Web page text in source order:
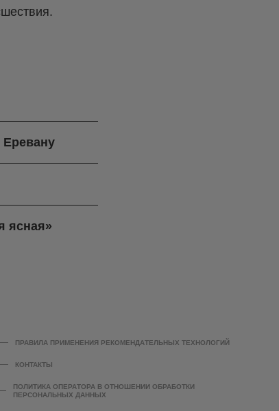
ясная»
ПРАВИЛА ПРИМЕНЕНИЯ РЕКОМЕНДАТЕЛЬНЫХ ТЕХНОЛОГИЙ
КОНТАКТЫ
ПОЛИТИКА ОПЕРАТОРА В ОТНОШЕНИИ ОБРАБОТКИ
ПЕРСОНАЛЬНЫХ ДАННЫХ